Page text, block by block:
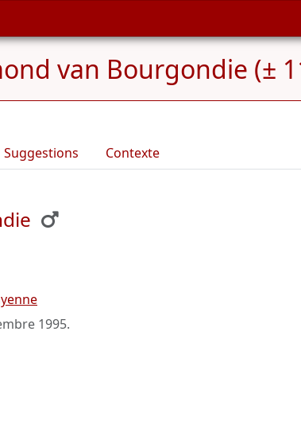
van Bourgondie (±
Suggestions Contexte
1995.